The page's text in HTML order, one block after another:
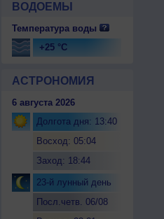
ВОДОЕМЫ
Температура воды
+25 °C
АСТРОНОМИЯ
6 августа 2026
Долгота дня: 13:40
Восход: 05:04
Заход: 18:44
23-й лунный день
Посл.четв. 06/08